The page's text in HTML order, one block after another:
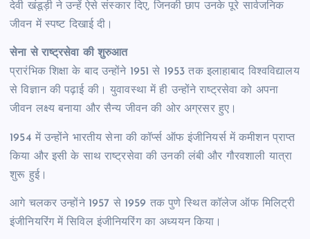
देवी खंडूड़ी ने उन्हें ऐसे संस्कार दिए, जिनकी छाप उनके पूरे सार्वजनिक
जीवन में स्पष्ट दिखाई दी।
सेना से राष्ट्रसेवा की शुरुआत
प्रारंभिक शिक्षा के बाद उन्होंने 1951 से 1953 तक इलाहाबाद विश्वविद्यालय
से विज्ञान की पढ़ाई की। युवावस्था में ही उन्होंने राष्ट्रसेवा को अपना
जीवन लक्ष्य बनाया और सैन्य जीवन की ओर अग्रसर हुए।
1954 में उन्होंने भारतीय सेना की कॉर्प्स ऑफ इंजीनियर्स में कमीशन प्राप्त
किया और इसी के साथ राष्ट्रसेवा की उनकी लंबी और गौरवशाली यात्रा
शुरू हुई।
आगे चलकर उन्होंने 1957 से 1959 तक पुणे स्थित कॉलेज ऑफ मिलिट्री
इंजीनियरिंग में सिविल इंजीनियरिंग का अध्ययन किया।